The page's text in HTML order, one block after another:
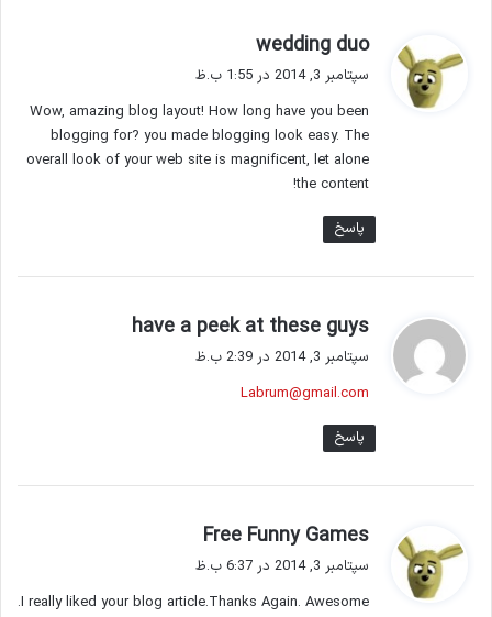
wedding duo
ف
:
سپتامبر 3, 2014 در 1:55 ب.ظ
Wow, amazing blog layout! How long have you been
blogging for? you made blogging look easy. The
overall look of your web site is magnificent, let alone
the content!
پاسخ
have a peek at these guys
سپتامبر 3, 2014 در 2:39 ب.ظ
Labrum@gmail.com
پاسخ
Free Funny Games
ف
:
سپتامبر 3, 2014 در 6:37 ب.ظ
I really liked your blog article.Thanks Again. Awesome.